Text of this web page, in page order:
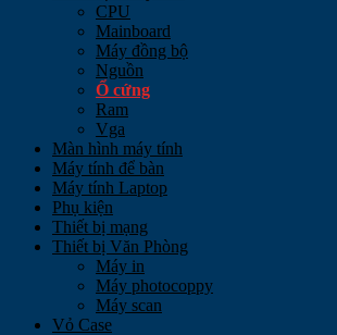
CPU
Mainboard
Máy đồng bộ
Nguồn
Ổ cứng
Ram
Vga
Màn hình máy tính
Máy tính để bàn
Máy tính Laptop
Phụ kiện
Thiết bị mạng
Thiết bị Văn Phòng
Máy in
Máy photocoppy
Máy scan
Vỏ Case